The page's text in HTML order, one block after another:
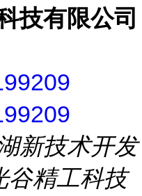
技有限公司
新技术开发
谷精工科技